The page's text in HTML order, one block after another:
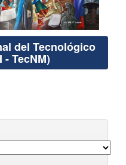
del Tecnológico
TecNM)